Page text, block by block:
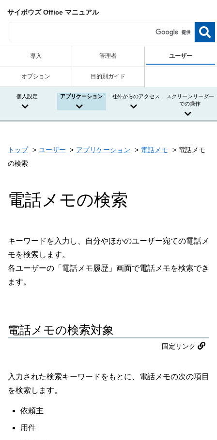
サイボウズ Office マニュアル
導入 管理者 ユーザー
オプション 目的別ガイド
個人設定 アプリケーション 社外からのアクセス
スクリーンリーダー
での操作
トップ ユーザー アプリケーション 電話メモ
電話メモ
の検索
電話メモの検索
キーワードを入力し、自分やほかのユーザー宛ての電話メ
モを検索します。
各ユーザーの「電話メモ履歴」画面で電話メモを検索でき
ます。
電話メモの検索対象
固定リンク
入力された検索キーワードをもとに、電話メモの次の項目
を検索します。
依頼主
用件